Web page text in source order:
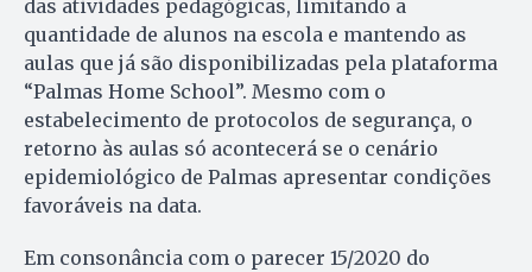
das atividades pedagógicas, limitando a
quantidade de alunos na escola e mantendo as
aulas que já são disponibilizadas pela plataforma
“Palmas Home School”. Mesmo com o
estabelecimento de protocolos de segurança, o
retorno às aulas só acontecerá se o cenário
epidemiológico de Palmas apresentar condições
favoráveis na data.
Em consonância com o parecer 15/2020 do